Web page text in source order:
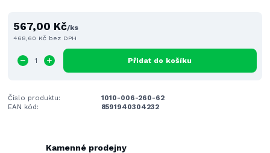
567,00 Kč/ks
468,60 Kč bez DPH
Přidat do košíku
Číslo produktu:
1010-006-260-62
EAN kód:
8591940304232
Kamenné prodejny